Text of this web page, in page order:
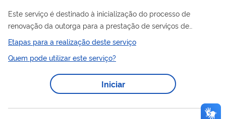
Este serviço é destinado à inicialização do processo de
renovação da outorga para a prestação de serviços de
radiodifusão, tanto para rádio quanto para televisão. A
renovação é necessária para manter a legalidade e a
autorização para a continuidade da transmissão​​​
Etapas para a realização deste serviço
Quem pode utilizar este serviço?
Iniciar